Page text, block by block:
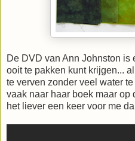
De DVD van Ann Johnston is
ooit te pakken kunt krijgen...
te verven zonder veel water
vaak naar haar boek maar op
het liever een keer voor me